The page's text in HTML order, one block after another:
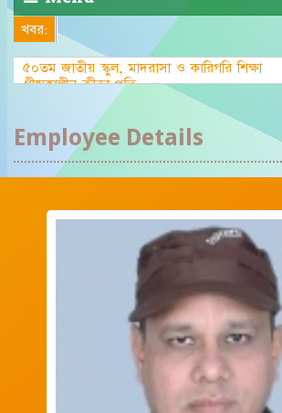
খবর:
৫০তম জাতীয় স্কুল, মাদরাসা ও কারিগরি শিক্ষা
গ্রীষ্মকালীন ক্রীড়া প্রতিযোগিতা-২০২৩ এ
Employee Details